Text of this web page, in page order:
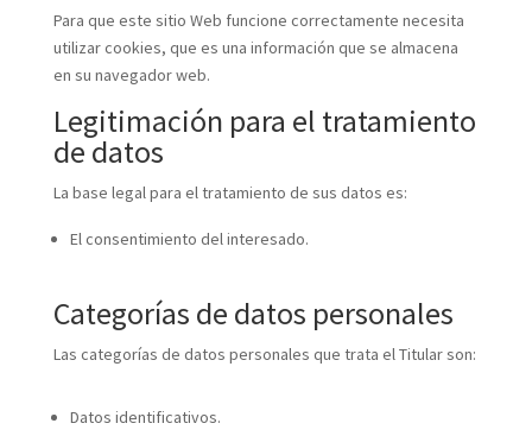
Para que este sitio Web funcione correctamente necesita
utilizar cookies, que es una información que se almacena
en su navegador web.
Legitimación para el tratamiento
de datos
La base legal para el tratamiento de sus datos es:
El consentimiento del interesado.
Categorías de datos personales
Las categorías de datos personales que trata el Titular son:
Datos identificativos.